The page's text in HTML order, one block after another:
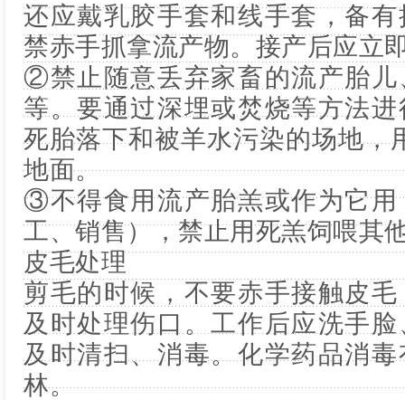
还应戴乳胶手套和线手套，备
禁赤手抓拿流产物。接产后应立
②禁止随意丢弃家畜的流产胎儿
等。要通过深埋或焚烧等方法
死胎落下和被羊水污染的场地，
地面。
③不得食用流产胎羔或作为它用
工、销售），禁止用死羔饲喂其
皮毛处理
剪毛的时候，不要赤手接触皮
及时处理伤口。工作后应洗手
及时清扫、消毒。化学药品消
林。